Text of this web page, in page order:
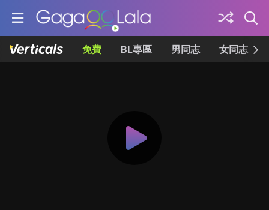
免費 BL專區 男同志 女同志